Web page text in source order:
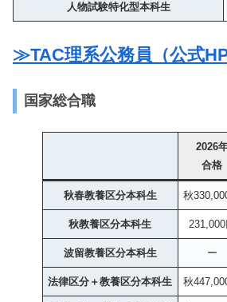
人物試験特化型本科生
≫TAC理系公務員（公式
国家総合職
2026
合格
秋春教養区分本科生 秋
秋教養区分本科生 231,000
波留教養区分本科生 ー
法律区分＋教養区分本科生 秋